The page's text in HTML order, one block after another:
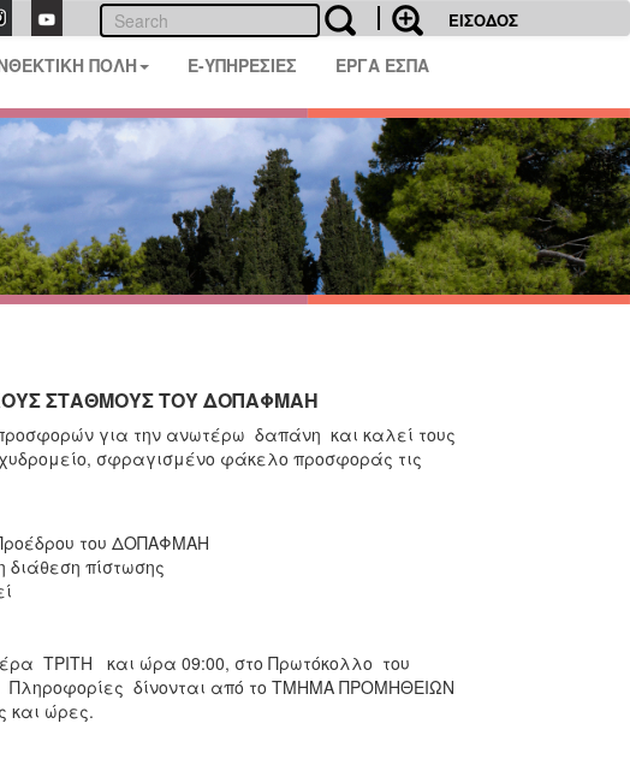
ΕΙΣΟΔΟΣ
ΠΟΛΗ E-ΥΠΗΡΕΣΙΕΣ ΕΡΓΑ ΕΣΠΑ
ΣΤΑΘΜΟΥΣ ΤΟΥ ΔΟΠΑΦΜΑΗ
για την ανωτέρω δαπάνη και καλεί τους
σφραγισμένο φάκελο προσφοράς τις
του ΔΟΠΑΦΜΑΗ
πίστωσης
ΤΡΙΤΗ και ώρα 09:00, στο Πρωτόκολλο του
δίνονται από το ΤΜΗΜΑ ΠΡΟΜΗΘΕΙΩΝ
και ώρες.